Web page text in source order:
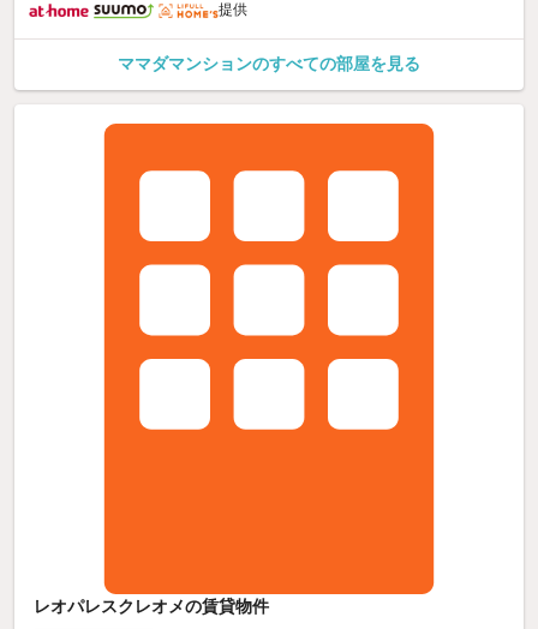
提供
ママダマンションのすべての部屋を見る
レオパレスクレオメの賃貸物件